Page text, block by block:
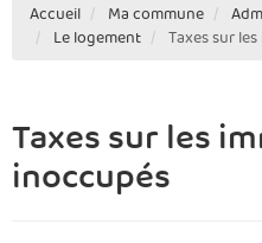
Accueil Ma commune
Le logement
Taxes sur
Taxes sur les
inoccupés